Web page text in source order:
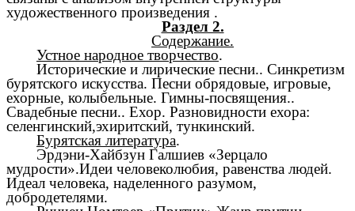
художественного произведения .
Раздел 2.
Содержание.
Устное народное творчество.
Исторические и лирические песни.. Синкретизм
бурятского искусства. Песни обрядовые, игровые,
ехорные, колыбельные. Гимны-посвящения..
Свадебные песни.. Ехор. Разновидности ехора:
селенгинский,эхиритский, тункинский.
Бурятская литература.
Эрдэни-Хайбзун Галшиев «Зерцало
мудрости».Идеи человеколюбия, равенства людей.
Идеал человека, наделенного разумом,
добродетелями.